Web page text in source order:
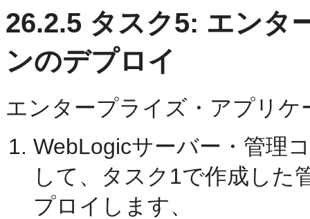
26.2.5 タスク5: エンタ
ンのデプロイ
エンタープライズ・アプリ
WebLogicサーバー・管理
して、タスク1で作成した
プロイします、